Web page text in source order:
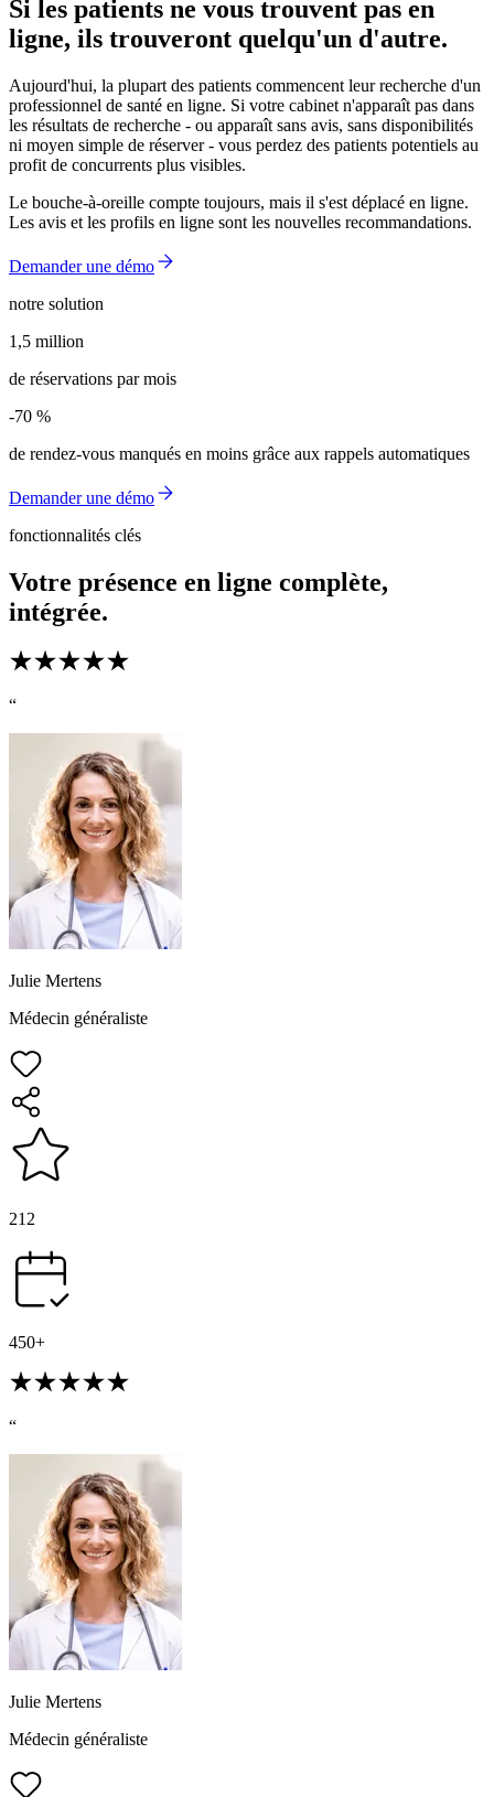
Si les patients ne vous trouvent pas en
ligne, ils trouveront quelqu'un d'autre.
Aujourd'hui, la plupart des patients commencent leur recherche d'un
professionnel de santé en ligne. Si votre cabinet n'apparaît pas dans
les résultats de recherche - ou apparaît sans avis, sans disponibilités
ni moyen simple de réserver - vous perdez des patients potentiels au
profit de concurrents plus visibles.
Le bouche-à-oreille compte toujours, mais il s'est déplacé en ligne.
Les avis et les profils en ligne sont les nouvelles recommandations.
Demander une démo
notre solution
1,5 million
1,5 million
de réservations par mois
-70 %
-70 %
de rendez-vous manqués en moins grâce aux rappels automatiques
Demander une démo
fonctionnalités clés
Votre présence en ligne complète,
intégrée.
“
Julie Mertens
Médecin généraliste
212
450+
“
Julie Mertens
Médecin généraliste